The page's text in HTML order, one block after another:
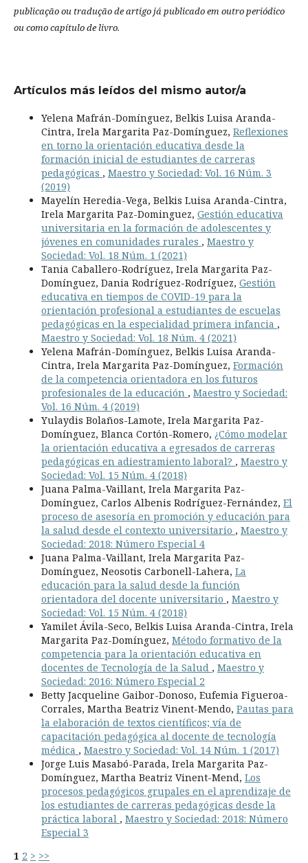
publicação ou tradução de artigo já publicado em outro periódico
ou como capítulo de livro.
Artículos más leídos del mismo autor/a
Yelena Mafrán-Domínguez, Belkis Luisa Aranda-
Cintra, Irela Margarita Paz-Domínguez, Reflexiones
en torno la orientación educativa desde la
formación inicial de estudiantes de carreras
pedagógicas , Maestro y Sociedad: Vol. 16 Núm. 3
(2019)
Mayelín Heredia-Vega, Belkis Luisa Aranda-Cintra,
Irela Margarita Paz-Dominguez, Gestión educativa
universitaria en la formación de adolescentes y
jóvenes en comunidades rurales , Maestro y
Sociedad: Vol. 18 Núm. 1 (2021)
Tania Caballero-Rodríguez, Irela Margarita Paz-
Domínguez, Dania Rodríguez-Rodríguez, Gestión
educativa en tiempos de COVID-19 para la
orientación profesional a estudiantes de escuelas
pedagógicas en la especialidad primera infancia ,
Maestro y Sociedad: Vol. 18 Núm. 4 (2021)
Yelena Mafrán-Domínguez, Belkis Luisa Aranda-
Cintra, Irela Margarita Paz-Domínguez, Formación
de la competencia orientadora en los futuros
profesionales de la educación , Maestro y Sociedad:
Vol. 16 Núm. 4 (2019)
Yulaydis Bolaños-Lamote, Irela Margarita Paz-
Domínguez, Blanca Cortón-Romero, ¿Cómo modelar
la orientación educativa a egresados de carreras
pedagógicas en adiestramiento laboral? , Maestro y
Sociedad: Vol. 15 Núm. 4 (2018)
Juana Palma-Vaillant, Irela Margarita Paz-
Domínguez, Carlos Albenis Rodríguez-Fernández, El
proceso de asesoría en promoción y educación para
la salud desde el contexto universitario , Maestro y
Sociedad: 2018: Número Especial 4
Juana Palma-Vaillant, Irela Margarita Paz-
Domínguez, Neosotis Carbonell-Lahera, La
educación para la salud desde la función
orientadora del docente universitario , Maestro y
Sociedad: Vol. 15 Núm. 4 (2018)
Yamilet Ávila-Seco, Belkis Luisa Aranda-Cintra, Irela
Margarita Paz-Domínguez, Método formativo de la
competencia para la orientación educativa en
docentes de Tecnología de la Salud , Maestro y
Sociedad: 2016: Número Especial 2
Betty Jacqueline Gaibor-Donoso, Eufemia Figueroa-
Corrales, Martha Beatriz Vinent-Mendo, Pautas para
la elaboración de textos científicos; vía de
capacitación pedagógica al docente de tecnología
médica , Maestro y Sociedad: Vol. 14 Núm. 1 (2017)
Jorge Luis Masabó-Parada, Irela Margarita Paz-
Domínguez, Martha Beatriz Vinent-Mend, Los
procesos pedagógicos grupales en el aprendizaje de
los estudiantes de carreras pedagógicas desde la
práctica laboral , Maestro y Sociedad: 2018: Número
Especial 3
1 2 > >>